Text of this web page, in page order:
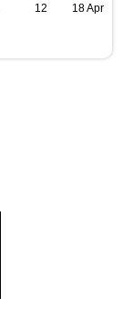
12 18 Apr